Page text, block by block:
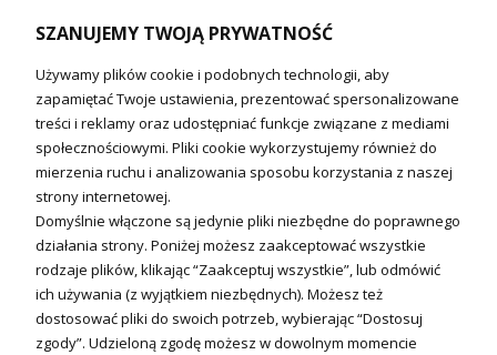
Technika solarna
Fotowoltanika
Sterowniki i regulatory
Nagrzewnice i kurtyny
Kuchnia i Wentylacja
Kuchnia
Zlewozmywaki
Baterie kuchenne
SZANUJEMY TWOJĄ PRYWATNOŚĆ
Używamy plików cookie i podobnych technologii, aby
zapamiętać Twoje ustawienia, prezentować spersonalizowane
treści i reklamy oraz udostępniać funkcje związane z mediami
społecznościowymi. Pliki cookie wykorzystujemy również do
mierzenia ruchu i analizowania sposobu korzystania z naszej
strony internetowej.
Domyślnie włączone są jedynie pliki niezbędne do poprawnego
działania strony. Poniżej możesz zaakceptować wszystkie
rodzaje plików, klikając “Zaakceptuj wszystkie”, lub odmówić
ich używania (z wyjątkiem niezbędnych). Możesz też
dostosować pliki do swoich potrzeb, wybierając “Dostosuj
zgody”. Udzieloną zgodę możesz w dowolnym momencie